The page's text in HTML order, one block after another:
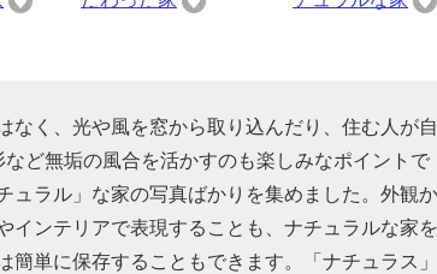
なく、光や風を窓から取り込んだり、住む人が自
ど無垢の風合を活かすのも楽しみなポイントで
ュラル」な家の写真ばかりを集めました。外観か
インテリアで表現することも、ナチュラルな家を
簡単に保存することもできます。「ナチュラス」